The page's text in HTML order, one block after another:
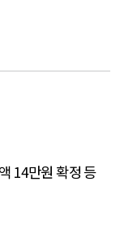
14만원 확정 등